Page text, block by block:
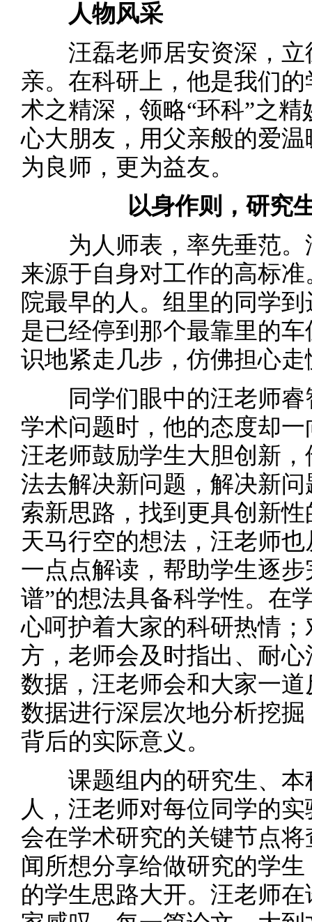
人物风采
汪磊老师居安资深，立
亲。在科研上，他是我们
术之精深，领略“环科”之
心大朋友，用父亲般的爱
为良师，更为益友。
以身作则，研究
为人师表，率先垂范。
来源于自身对工作的高标
院最早的人。组里的同学
是已经停到那个最靠里的
识地紧走几步，仿佛担心
同学们眼中的汪老师睿
学术问题时，他的态度却
汪老师鼓励学生大胆创新
法去解决新问题，解决新
索新思路，找到更具创新
天马行空的想法，汪老师
一点点解读，帮助学生逐
谱”的想法具备科学性。在
心呵护着大家的科研热情
方，老师会及时指出、耐
数据，汪老师会和大家一
数据进行深层次地分析挖
背后的实际意义。
课题组内的研究生、本
人，汪老师对每位同学的
会在学术研究的关键节点
闻所想分享给做研究的学
的学生思路大开。汪老师